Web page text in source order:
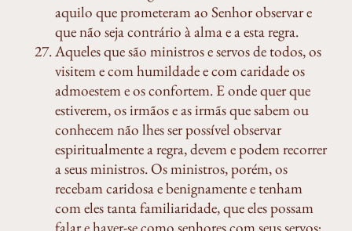
aquilo que prometeram ao Senhor observar e
que não seja contrário à alma e a esta regra.
Aqueles que são ministros e servos de todos, os
visitem e com humildade e com caridade os
admoestem e os confortem. E onde quer que
estiverem, os irmãos e as irmãs que sabem ou
conhecem não lhes ser possível observar
espiritualmente a regra, devem e podem recorrer
a seus ministros. Os ministros, porém, os
recebam caridosa e benignamente e tenham
com eles tanta familiaridade, que eles possam